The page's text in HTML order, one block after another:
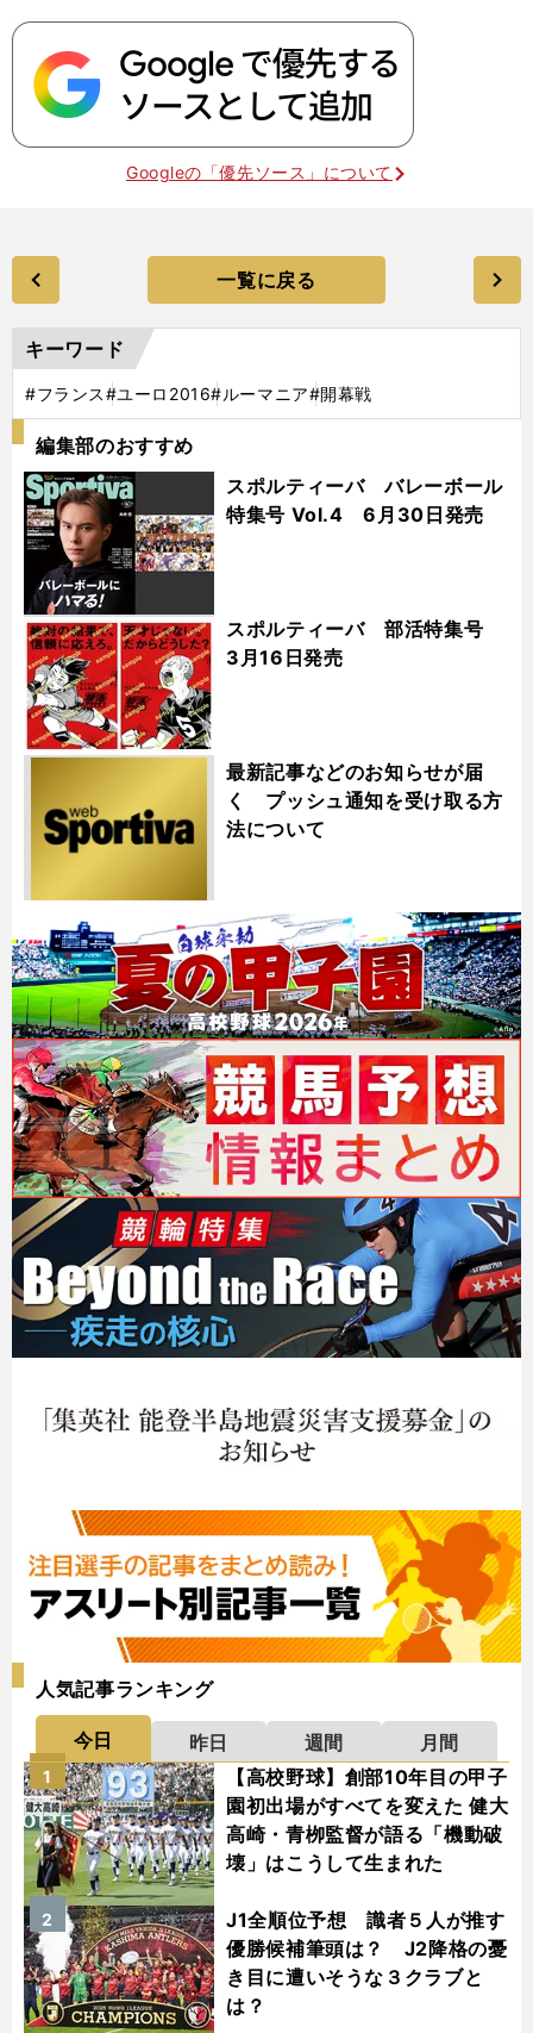
Googleの「優先ソース」について
一覧に戻る
キーワード
#フランス#ユーロ2016#ルーマニア#開幕戦
編集部のおすすめ
スポルティーバ バレーボール
特集号 Vol.4 6月30日発売
スポルティーバ 部活特集号
3月16日発売
最新記事などのお知らせが届
く プッシュ通知を受け取る方
法について
人気記事ランキング
今日 昨日 週間
月間
【高校野球】創部10年目の甲子
園初出場がすべてを変えた 健大
高崎・青栁監督が語る「機動破
壊」はこうして生まれた
1
J1全順位予想 識者５人が推す
優勝候補筆頭は？ J2降格の憂
き目に遭いそうな３クラブと
は？
2